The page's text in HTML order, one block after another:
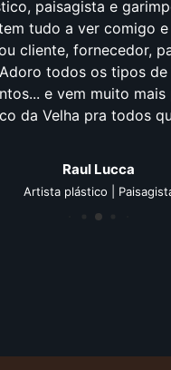
paisagista e
tudo a ver comigo
cliente, fornecedor,
todos os tipos
e vem muito mais
da Velha pra todos
Raul Lucca
Artista plástico |